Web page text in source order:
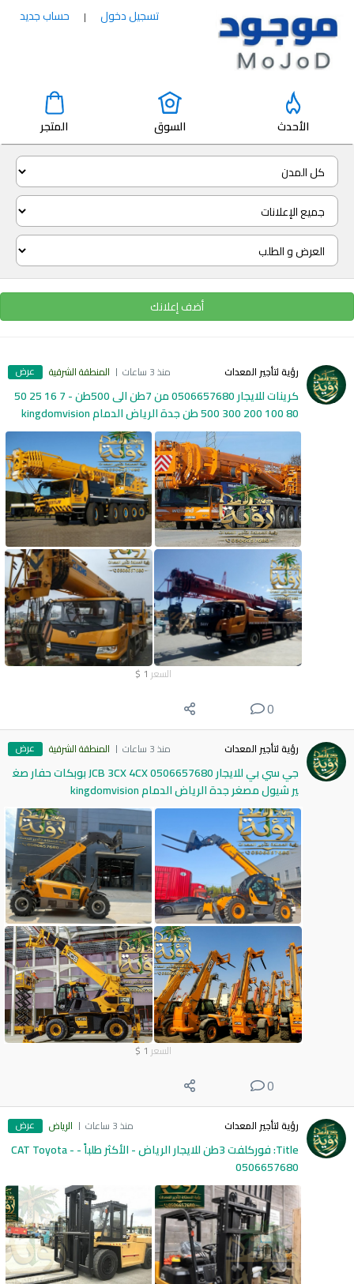
تسجيل دخول | حساب جديد
الأحدث السوق المتجر
أضف إعلانك
رؤية لتأجير المعدات منذ 3 ساعات المنطقة الشرقية عرض
كرينات للايجار 0506657680 من 7طن الى 500طن - 7 16 25 50
80 100 200 300 500 طن جدة الرياض الدمام kingdomvision
السعر 1
$
0
رؤية لتأجير المعدات منذ 3 ساعات المنطقة الشرقية عرض
جي سي بي للايجار 0506657680 JCB 3CX 4CX بوبكات حفار صغ
ير شيول مصغر جدة الرياض الدمام kingdomvision
السعر 1
$
0
رؤية لتأجير المعدات منذ 3 ساعات الرياض عرض
Title: فوركلفت 3طن للايجار الرياض - الأكثر طلباً - CAT Toyota -
0506657680